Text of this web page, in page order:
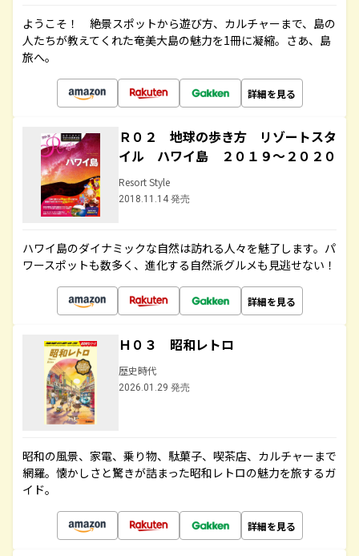
ようこそ！ 絶景スポットから遊び方、カルチャーまで、島の
人たちが教えてくれた奄美大島の魅力を1冊に凝縮。さあ、島
旅へ。
詳細を見る
Ｒ０２ 地球の歩き方 リゾートスタ
イル ハワイ島 ２０１９～２０２０
Resort Style
2018.11.14 発売
ハワイ島のダイナミックな自然は訪れる人々を魅了します。パ
ワースポットも数多く、進化する自然派グルメも見逃せない！
詳細を見る
Ｈ０３ 昭和レトロ
歴史時代
2026.01.29 発売
昭和の風景、家電、乗り物、駄菓子、喫茶店、カルチャーまで
網羅。懐かしさと驚きが詰まった昭和レトロの魅力を旅するガ
イド。
詳細を見る